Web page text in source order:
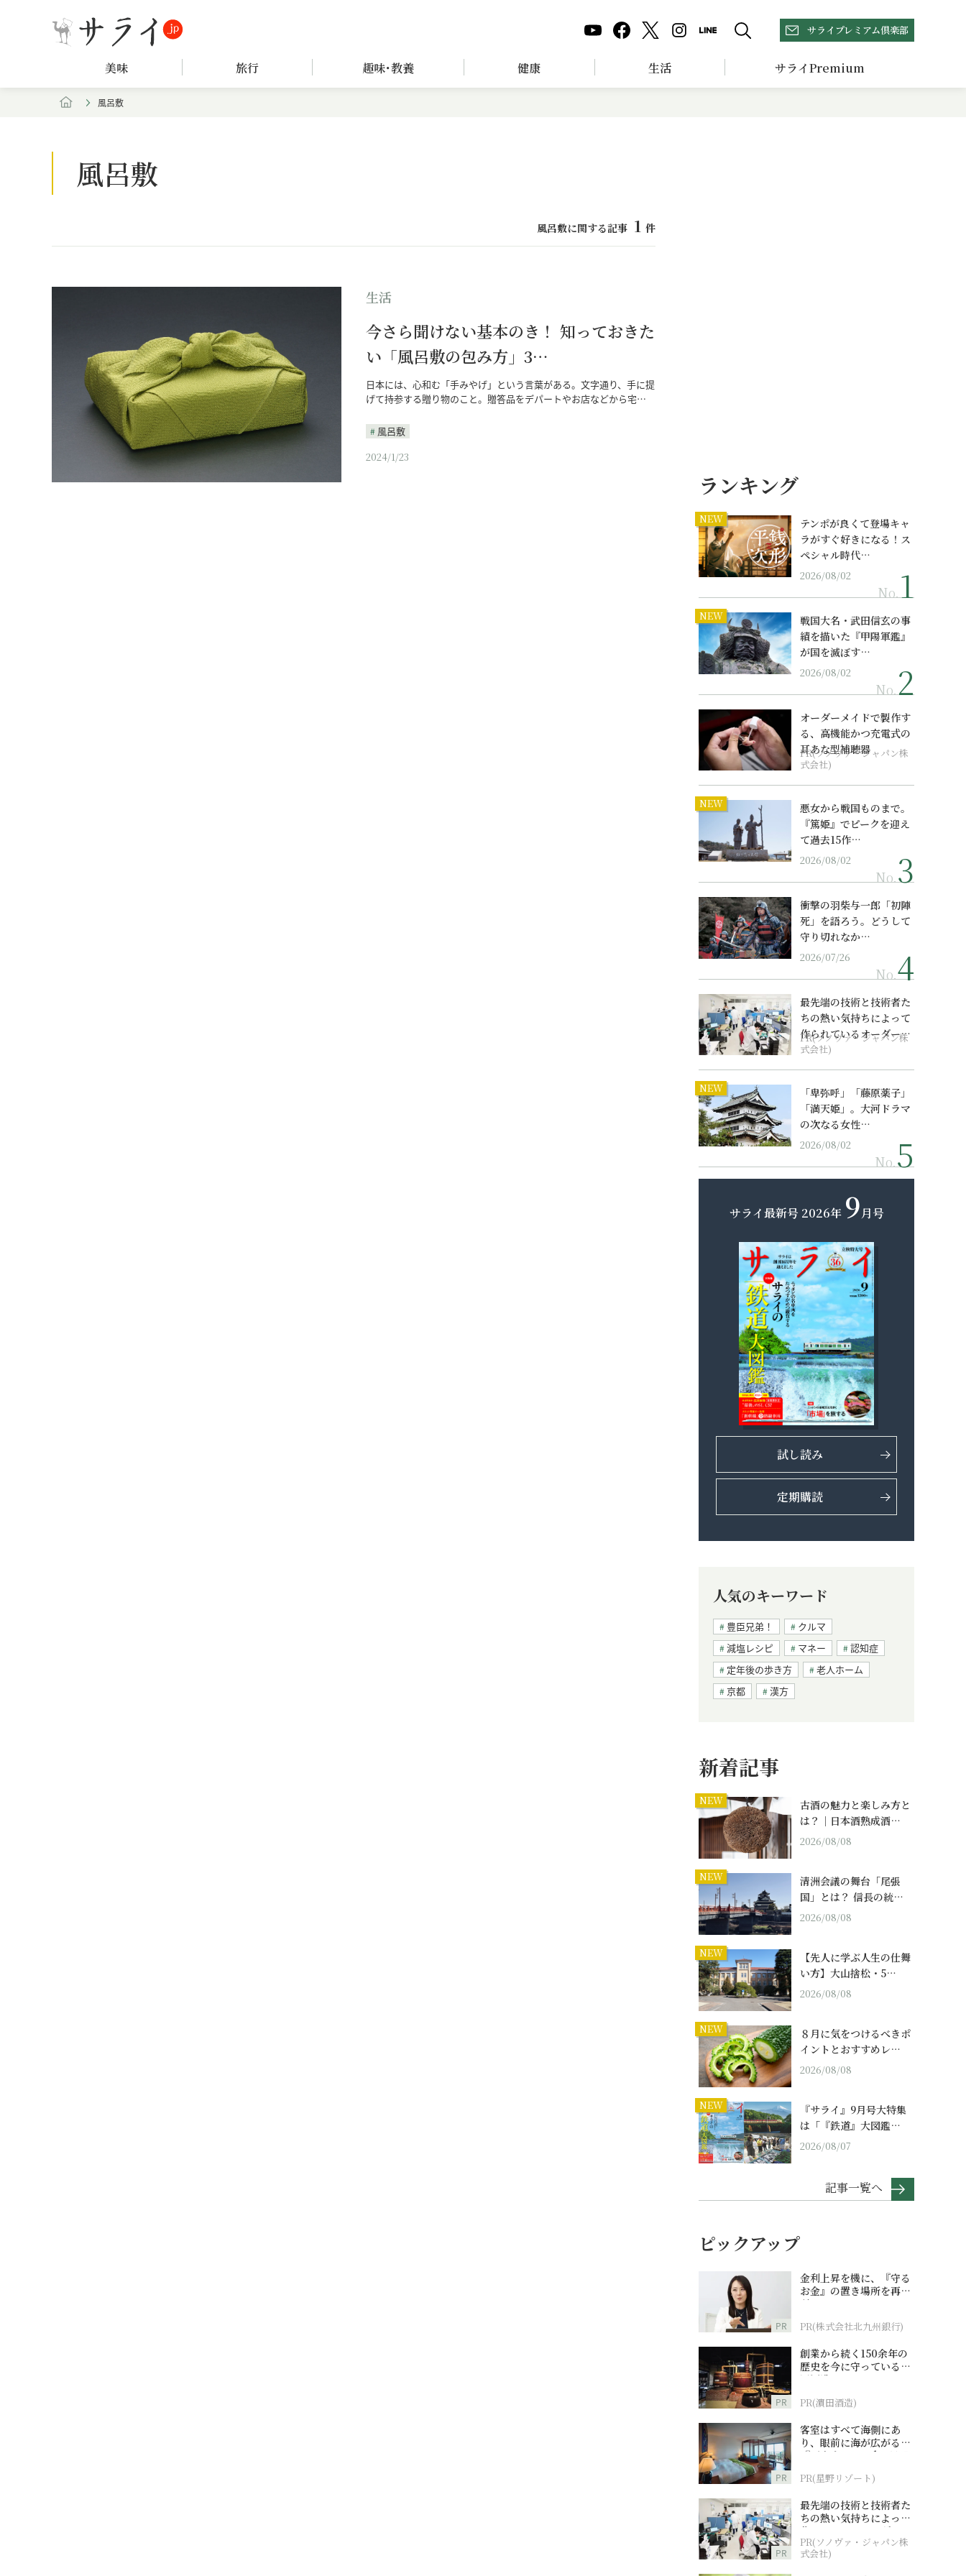
サライプレミアム倶楽部
美味 旅行 趣味･教養 健康 生活 サライPremium
風呂敷
風呂敷
風呂敷に関する記事 1 件
生活
今さら聞けない基本のき！ 知っておきた
い「風呂敷の包み方」3…
日本には、心和む「手みやげ」という言葉がある。文字通り、手に提
げて持参する贈り物のこと。贈答品をデパートやお店などから宅…
風呂敷
2024/1/23
ランキング
NEW
テンポが良くて登場キャ
ラがすぐ好きになる！ス
ペシャル時代…
2026/08/02
No.
NEW
戦国大名・武田信玄の事
績を描いた『甲陽軍鑑』
が国を滅ぼす…
2026/08/02
No.
オーダーメイドで製作す
る、高機能かつ充電式の
耳あな型補聴器
PR(ソノヴァ・ジャパン株
式会社)
NEW
悪女から戦国ものまで。
『篤姫』でピークを迎え
て過去15作…
2026/08/02
No.
衝撃の羽柴与一郎「初陣
死」を語ろう。どうして
守り切れなか…
2026/07/26
No.
最先端の技術と技術者た
ちの熱い気持ちによって
作られているオーダーメ
イド補聴器
PR(ソノヴァ・ジャパン株
式会社)
NEW
「卑弥呼」「藤原薬子」
「満天姫」。大河ドラマ
の次なる女性…
2026/08/02
No.
サライ最新号 2026年 9月号
試し読み
定期購読
人気のキーワード
豊臣兄弟！
クルマ
減塩レシピ
マネー
認知症
定年後の歩き方
老人ホーム
京都
漢方
新着記事
NEW
古酒の魅力と楽しみ方と
は？｜日本酒熟成酒…
2026/08/08
NEW
清洲会議の舞台「尾張
国」とは？ 信長の統…
2026/08/08
NEW
【先人に学ぶ人生の仕舞
い方】大山捨松・5…
2026/08/08
NEW
８月に気をつけるべきポ
イントとおすすめレ…
2026/08/08
NEW
『サライ』9月号大特集
は「『鉄道』大図鑑…
2026/08/07
記事一覧へ
ピックアップ
PR
金利上昇を機に、『守る
お金』の置き場所を再検
討
PR(株式会社北九州銀行)
PR
創業から続く150余年の
歴史を今に守っている濵
田酒造
PR(濵田酒造)
PR
客室はすべて海側にあ
り、眼前に海が広がる
『西表島ホテル by 星野
PR(星野リゾート)
PR
最先端の技術と技術者た
ちの熱い気持ちによって
作られているオーダーメ
イド補聴器
PR(ソノヴァ・ジャパン株
式会社)